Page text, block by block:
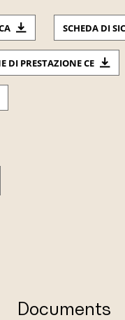
SCHEDA DI
DI PRESTAZIONE CE
Documents